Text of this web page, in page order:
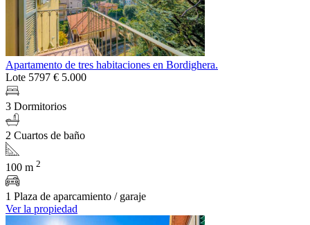
Apartamento de tres habitaciones en Bordighera.
Lote 5797 € 5.000
3 Dormitorios
2 Cuartos de baño
100 m 2
1 Plaza de aparcamiento / garaje
Ver la propiedad